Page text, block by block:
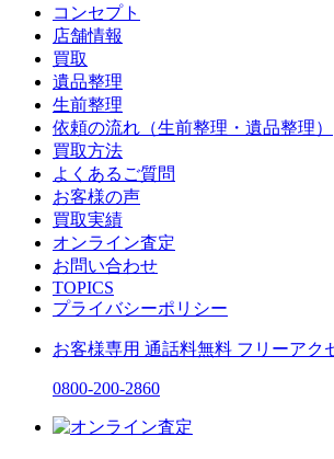
コンセプト
店舗情報
買取
遺品整理
生前整理
依頼の流れ（生前整理・遺品整理）
買取方法
よくあるご質問
お客様の声
買取実績
オンライン査定
お問い合わせ
TOPICS
プライバシーポリシー
お客様専用 通話料無料 フリーアク
0800-200-2860